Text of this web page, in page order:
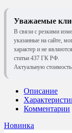
Уважаемые
В связи с резкими
указанные на сайте,
характер и не
статьи 437 ГК РФ.
Актуальную
Описание
Комментарии
Новинка